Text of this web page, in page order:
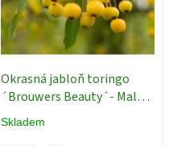
Okrasná jabloň toringo
´Brouwers Beauty´- Malus
toringo - ok 14/16
Skladem